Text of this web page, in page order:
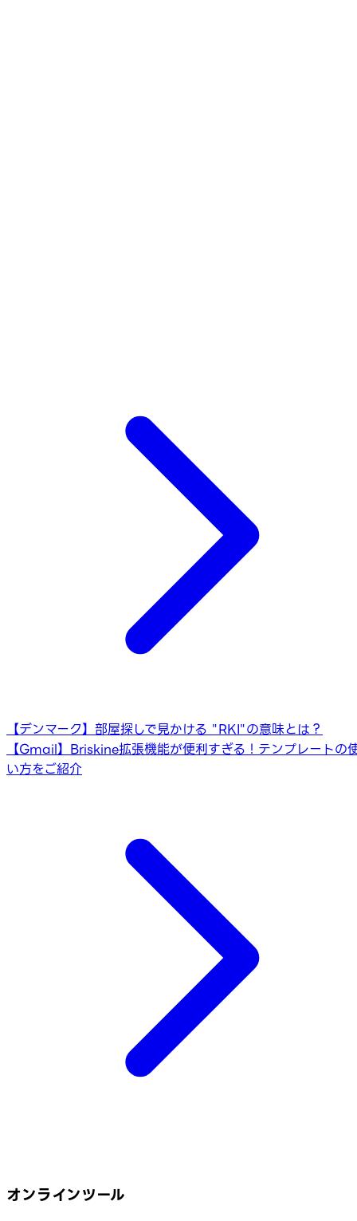
【デンマーク】部屋探しで見かける "RKI"の意味とは？
【Gmail】Briskine拡張機能が便利すぎる！テンプレートの
い方をご紹介
オンラインツール